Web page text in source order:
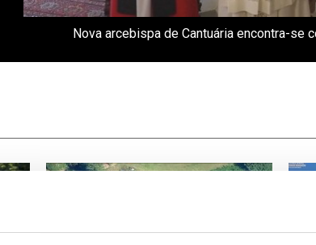
Nova arcebispa de Cantuária encontra-se